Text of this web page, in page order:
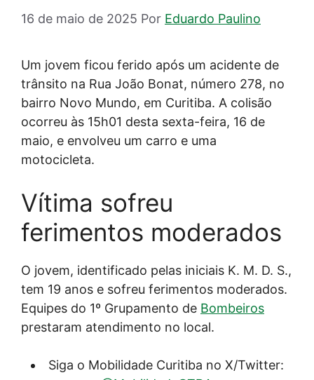
16 de maio de 2025 Por Eduardo Paulino
Um jovem ficou ferido após um acidente de
trânsito na Rua João Bonat, número 278, no
bairro Novo Mundo, em Curitiba. A colisão
ocorreu às 15h01 desta sexta-feira, 16 de
maio, e envolveu um carro e uma
motocicleta.
Vítima sofreu
ferimentos moderados
O jovem, identificado pelas iniciais K. M. D. S.,
tem 19 anos e sofreu ferimentos moderados.
Equipes do 1º Grupamento de Bombeiros
prestaram atendimento no local.
Siga o Mobilidade Curitiba no X/Twitter: